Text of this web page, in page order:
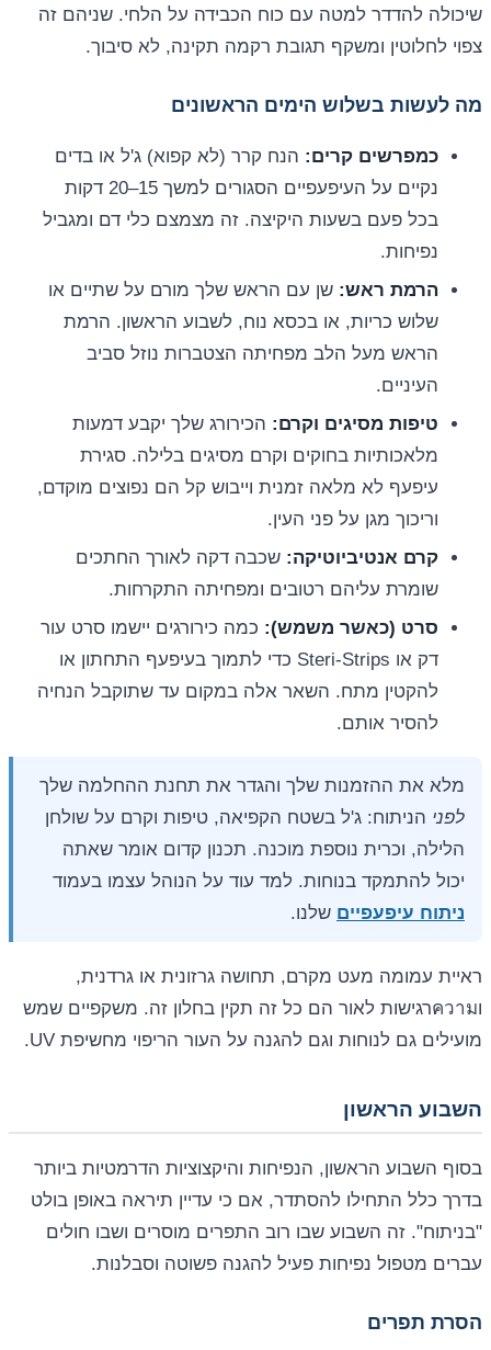
שיכולה להדדר למטה עם כוח הכבידה על הלחי. שניהם זה
צפוי לחלוטין ומשקף תגובת רקמה תקינה, לא סיבוך.
מה לעשות בשלוש הימים הראשונים
כמפרשים קרים: הנח קרר (לא קפוא) ג'ל או בדים
נקיים על העיפעפיים הסגורים למשך 15–20 דקות
בכל פעם בשעות היקיצה. זה מצמצם כלי דם ומגביל
נפיחות.
הרמת ראש: שן עם הראש שלך מורם על שתיים או
שלוש כריות, או בכסא נוח, לשבוע הראשון. הרמת
הראש מעל הלב מפחיתה הצטברות נוזל סביב
העיניים.
טיפות מסיגים וקרם: הכירורג שלך יקבע דמעות
מלאכותיות בחוקים וקרם מסיגים בלילה. סגירת
עיפעף לא מלאה זמנית וייבוש קל הם נפוצים מוקדם,
וריכוך מגן על פני העין.
קרם אנטיביוטיקה: שכבה דקה לאורך החתכים
שומרת עליהם רטובים ומפחיתה התקרחות.
סרט (כאשר משמש): כמה כירורגים יישמו סרט עור
דק או Steri-Strips כדי לתמוך בעיפעף התחתון או
להקטין מתח. השאר אלה במקום עד שתוקבל הנחיה
להסיר אותם.
מלא את ההזמנות שלך והגדר את תחנת ההחלמה שלך
לפני הניתוח: ג'ל בשטח הקפיאה, טיפות וקרם על שולחן
הלילה, וכרית נוספת מוכנה. תכנון קדום אומר שאתה
יכול להתמקד בנוחות. למד עוד על הנוהל עצמו בעמוד
ניתוח עיפעפיים שלנו.
ראיית עמומה מעט מקרם, תחושה גרזונית או גרדנית,
וความרגישות לאור הם כל זה תקין בחלון זה. משקפיים שמש
מועילים גם לנוחות וגם להגנה על העור הריפוי מחשיפת UV.
השבוע הראשון
בסוף השבוע הראשון, הנפיחות והיקצוציות הדרמטיות ביותר
בדרך כלל התחילו להסתדר, אם כי עדיין תיראה באופן בולט
"בניתוח". זה השבוע שבו רוב התפרים מוסרים ושבו חולים
עברים מטפול נפיחות פעיל להגנה פשוטה וסבלנות.
הסרת תפרים